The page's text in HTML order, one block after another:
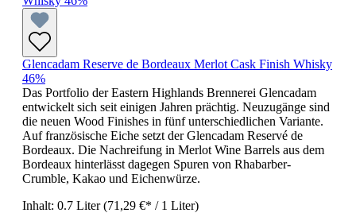
Glencadam Reserve de Bordeaux Merlot Cask Finish Whisky
46%
Das Portfolio der Eastern Highlands Brennerei Glencadam
entwickelt sich seit einigen Jahren prächtig. Neuzugänge sind
die neuen Wood Finishes in fünf unterschiedlichen Variante.
Auf französische Eiche setzt der Glencadam Reservé de
Bordeaux. Die Nachreifung in Merlot Wine Barrels aus dem
Bordeaux hinterlässt dagegen Spuren von Rhabarber-
Crumble, Kakao und Eichenwürze.
Inhalt: 0.7 Liter(71,29 €* / 1 Liter)